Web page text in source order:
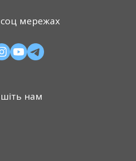
мережах
нам